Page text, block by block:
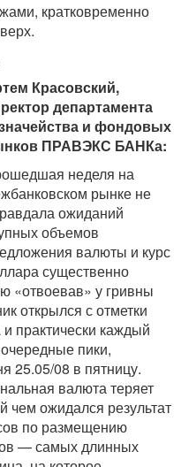
кратковременно
Красовский,
департамента
и фондовых
ПРАВЭКС БАНКа:
неделя на
рынке не
ожиданий
объемов
валюты и курс
существенно
«отвоевав» у гривны
открылся с отметки
практически каждый
пики,
25.05/08 в пятницу.
валюта теряет
чем ожидался результат
по размещению
— самых длинных